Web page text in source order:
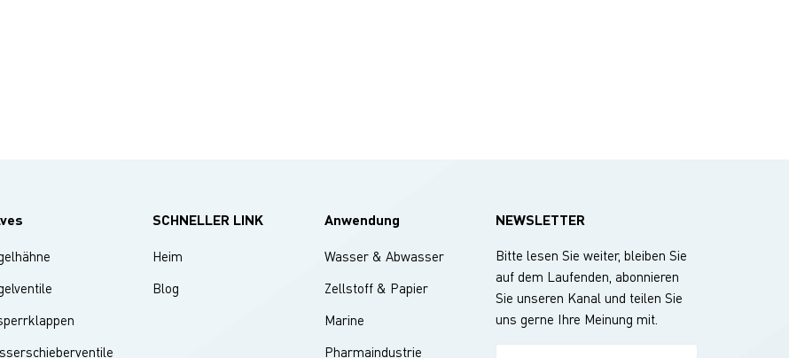
SCHNELLER LINK
Heim
Blog
Anwendung
Wasser & Abwasser
Zellstoff & Papier
Marine
Pharmaindustrie
NEWSLETTER
Bitte lesen Sie weiter, bleiben Sie
auf dem Laufenden, abonnieren
Sie unseren Kanal und teilen Sie
uns gerne Ihre Meinung mit.